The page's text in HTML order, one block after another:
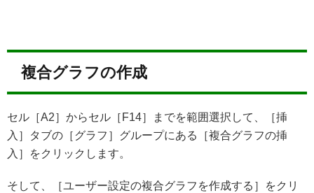
複合グラフの作成
セル［A2］からセル［F14］までを範囲選択して、［挿
入］タブの［グラフ］グループにある［複合グラフの挿
入］をクリックします。
そして、［ユーザー設定の複合グラフを作成する］をクリ